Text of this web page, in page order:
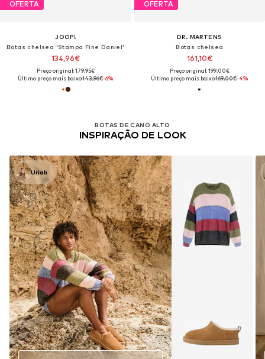
OFERTA
JOOP!
Botas chelsea 'Stampa Fine Daniel'
134,96€
Preço original: 179,95€
Último preço mais baixo:143,96€-6%
OFERTA
DR. MARTENS
Botas chelsea
161,10€
Preço original: 199,00€
Último preço mais baixo:169,00€-4%
BOTAS DE CANO ALTO
INSPIRAÇÃO DE LOOK
Uriah